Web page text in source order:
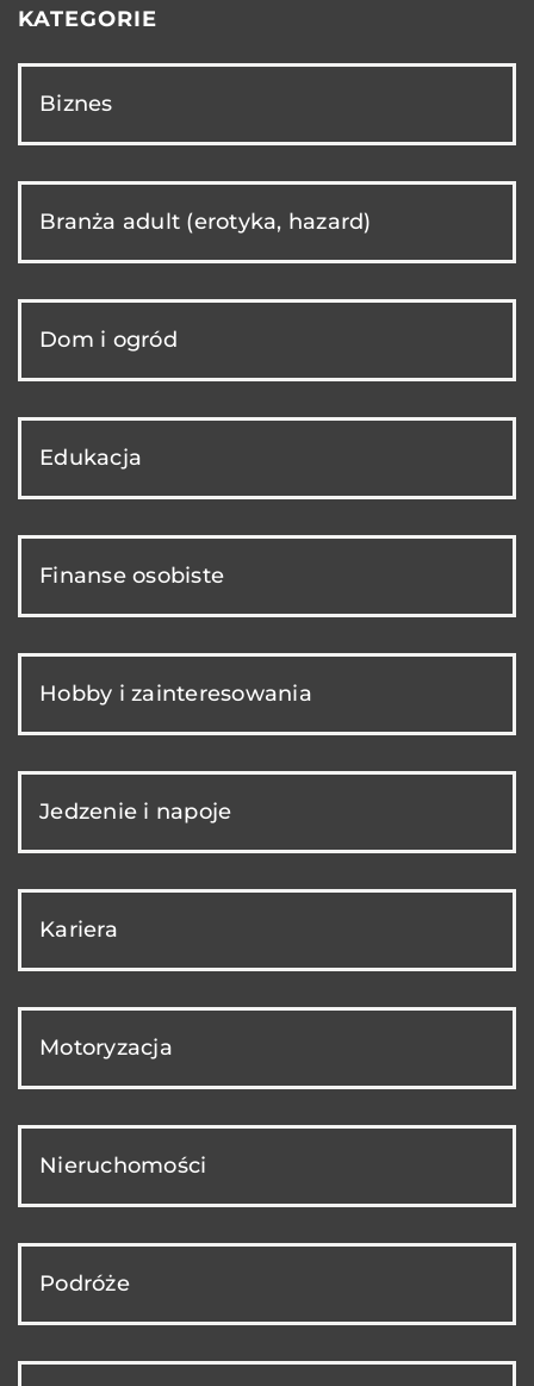
KATEGORIE
Biznes
Branża adult (erotyka, hazard)
Dom i ogród
Edukacja
Finanse osobiste
Hobby i zainteresowania
Jedzenie i napoje
Kariera
Motoryzacja
Nieruchomości
Podróże